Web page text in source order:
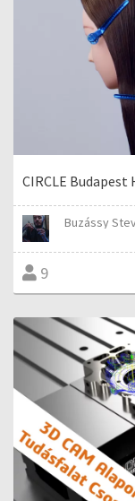
CIRCLE
Buzássy
9